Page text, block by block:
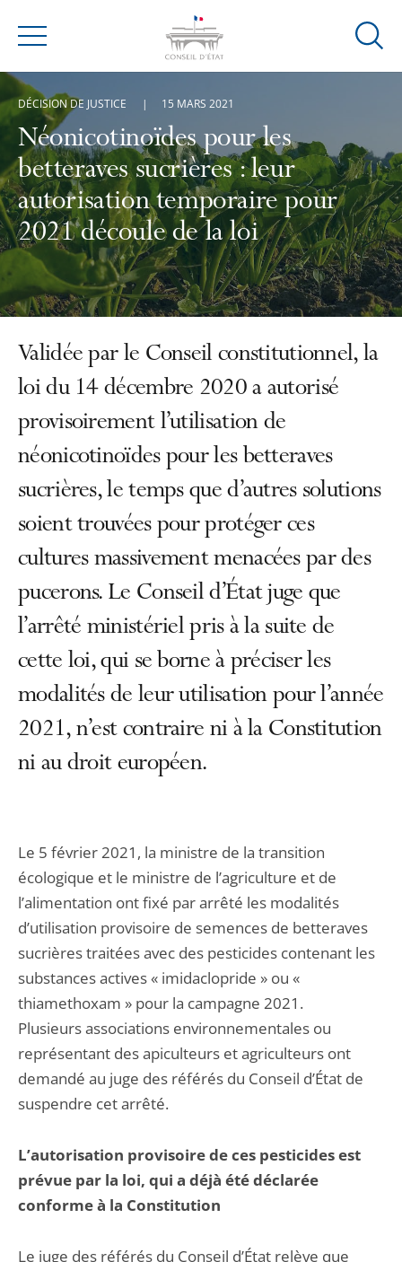
Menu
Ouvrir
Néonicotinoïdes pour les
betteraves sucrières : leur
autorisation temporaire pour
2021 découle de la loi
DÉCISION DE JUSTICE 15 MARS 2021
Validée par le Conseil constitutionnel, la
loi du 14 décembre 2020 a autorisé
provisoirement l’utilisation de
néonicotinoïdes pour les betteraves
sucrières, le temps que d’autres solutions
soient trouvées pour protéger ces
cultures massivement menacées par des
pucerons. Le Conseil d’État juge que
l’arrêté ministériel pris à la suite de
cette loi, qui se borne à préciser les
modalités de leur utilisation pour l’année
2021, n’est contraire ni à la Constitution
ni au droit européen.
Le 5 février 2021, la ministre de la transition
écologique et le ministre de l’agriculture et de
l’alimentation ont fixé par arrêté les modalités
d’utilisation provisoire de semences de betteraves
sucrières traitées avec des pesticides contenant les
substances actives « imidaclopride » ou «
thiamethoxam » pour la campagne 2021.
Plusieurs associations environnementales ou
représentant des apiculteurs et agriculteurs ont
demandé au juge des référés du Conseil d’État de
suspendre cet arrêté.
L’autorisation provisoire de ces pesticides est
prévue par la loi, qui a déjà été déclarée
conforme à la Constitution
Le juge des référés du Conseil d’État relève que